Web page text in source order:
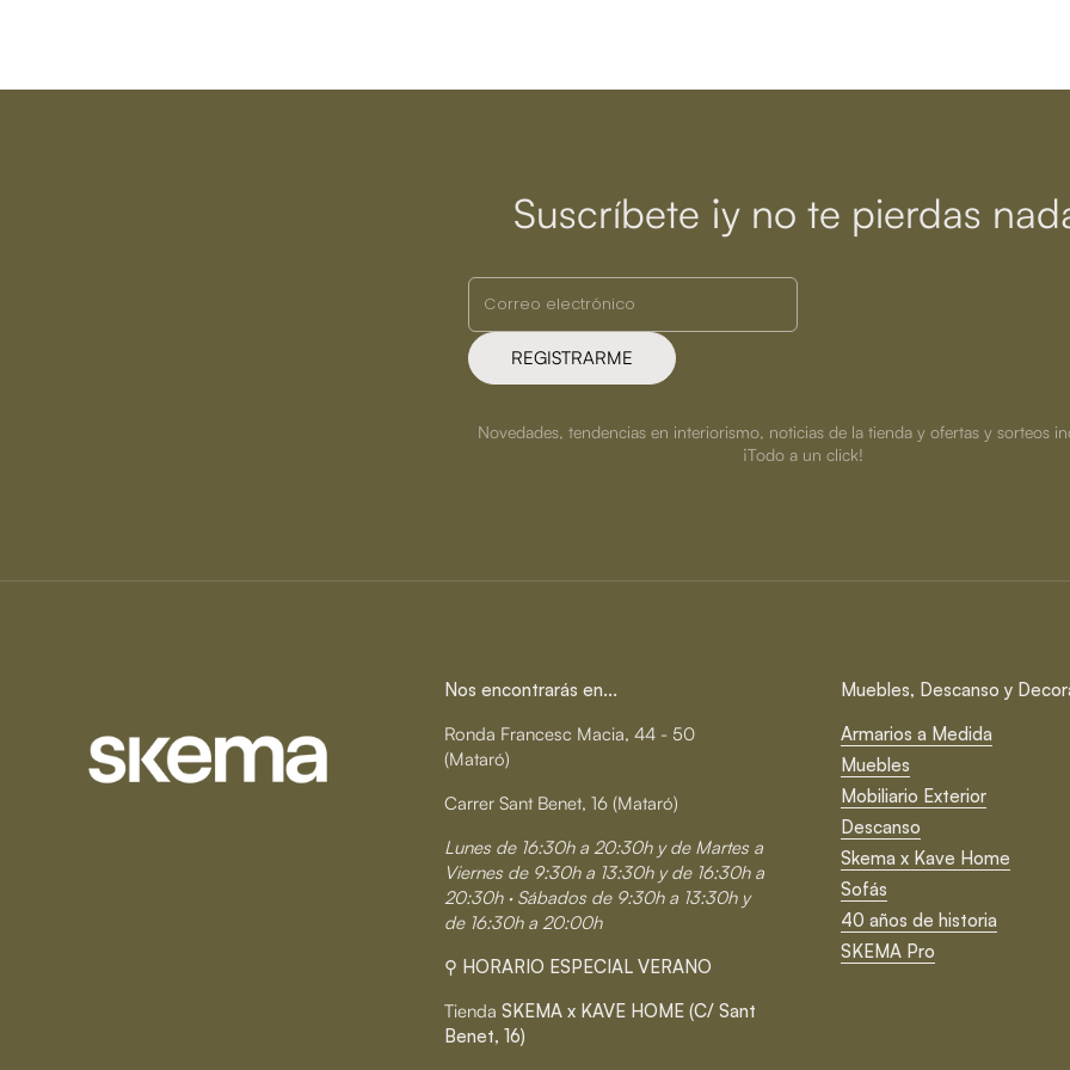
Suscríbete ¡y no te pierdas
REGISTRARME
Novedades, tendencias en interiorismo, noticias de la tienda y ofertas y sorteos
¡Todo a un click!
Nos encontrarás en...
Ronda Francesc Macia, 44 - 50
(Mataró)
Carrer Sant Benet, 16 (Mataró)
Lunes de 16:30h a 20:30h y de Martes a
Viernes de 9:30h a 13:30h y de 16:30h a
20:30h · Sábados de 9:30h a 13:30h y
de 16:30h a 20:00h
⚲ HORARIO ESPECIAL VERANO
Tienda SKEMA x KAVE HOME (C/ Sant
Benet, 16)
Muebles, Descanso y
Armarios a Medida
Muebles
Mobiliario Exterior
Descanso
Skema x Kave Home
Sofás
40 años de historia
SKEMA Pro